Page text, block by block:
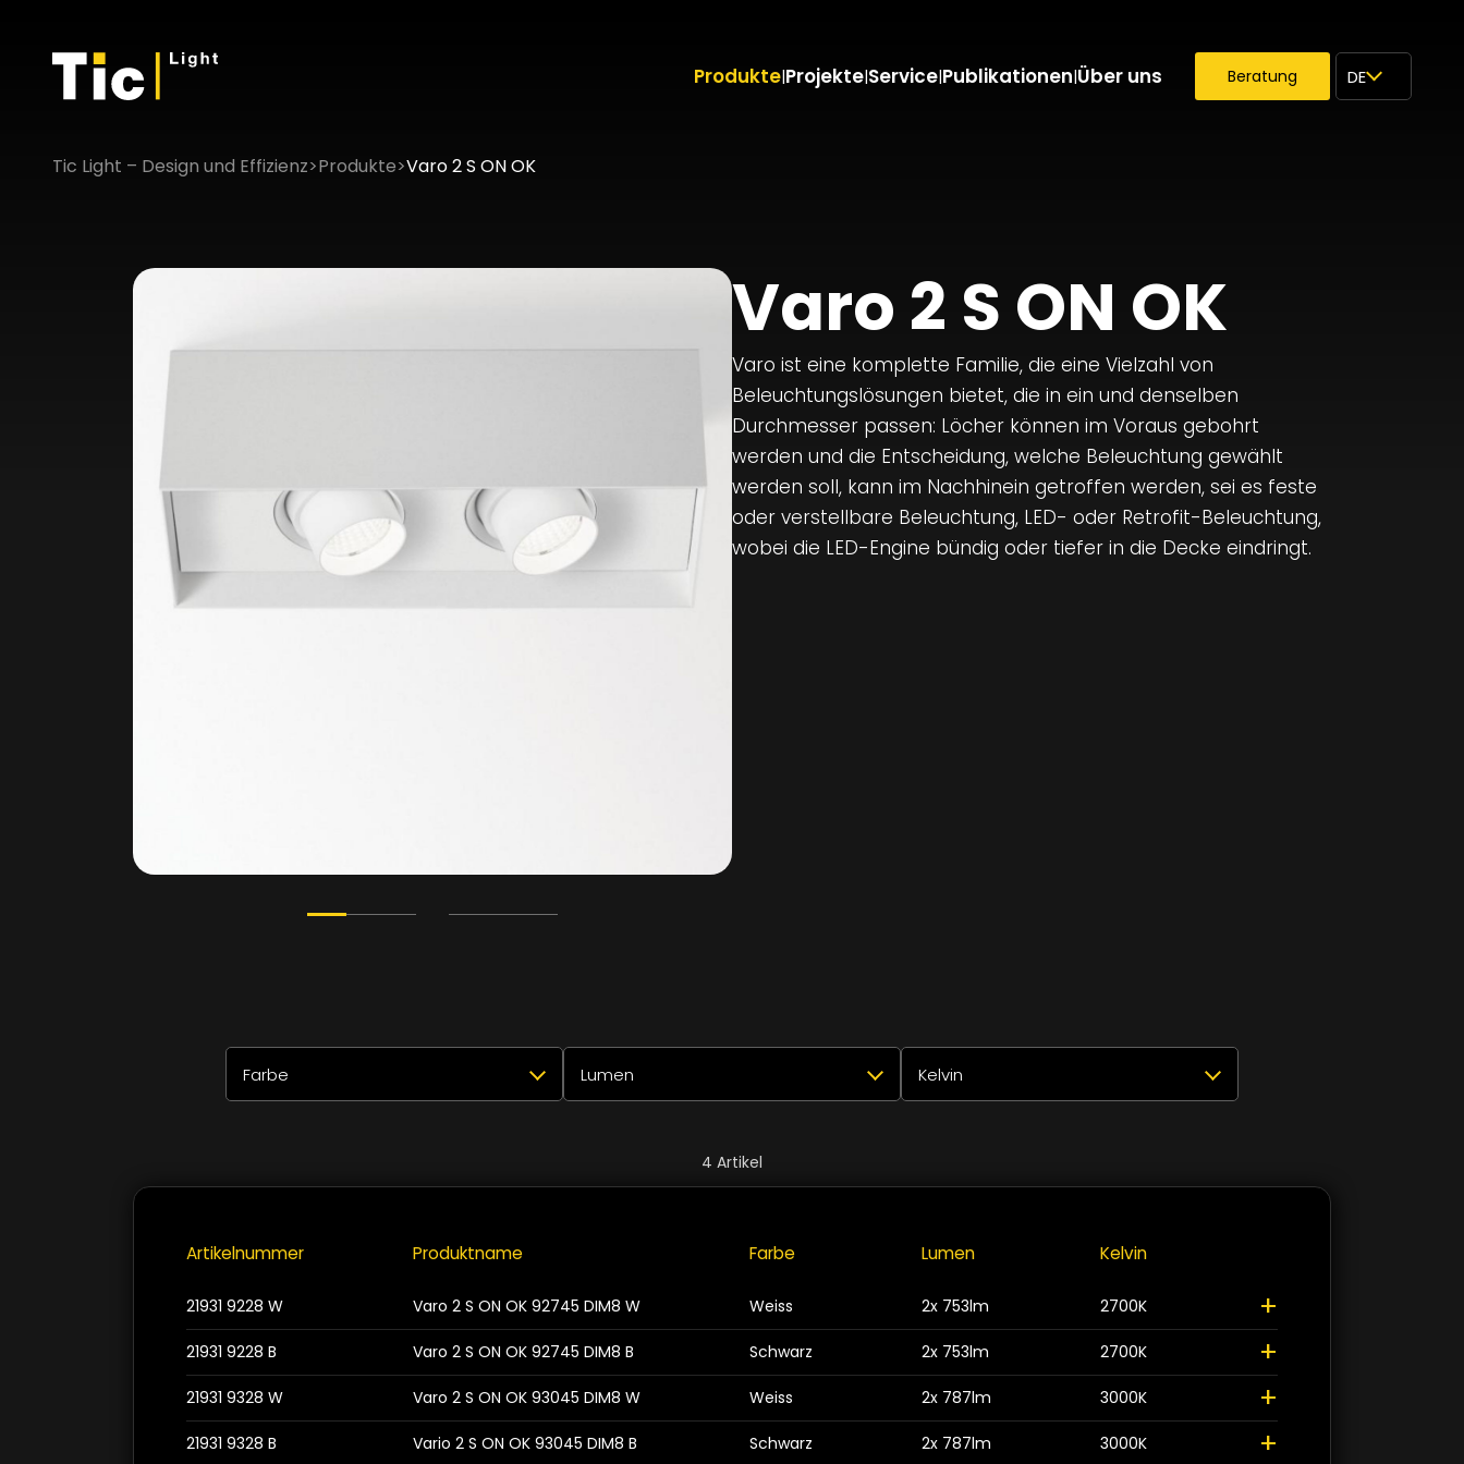
Produkte|Projekte|Service|Publikationen|Über uns Beratung DE
Tic Light – Design und Effizienz>Produkte>Varo 2 S ON OK
Varo 2 S ON OK
Varo ist eine komplette Familie, die eine Vielzahl von
Beleuchtungslösungen bietet, die in ein und denselben
Durchmesser passen: Löcher können im Voraus gebohrt
werden und die Entscheidung, welche Beleuchtung gewählt
werden soll, kann im Nachhinein getroffen werden, sei es feste
oder verstellbare Beleuchtung, LED- oder Retrofit-Beleuchtung,
wobei die LED-Engine bündig oder tiefer in die Decke eindringt.
Farbe
Schwarz 2
Lumen
2x 753lm 2
Kelvin
2700K 2
4 Artikel
Artikelnummer Produktname Farbe Lumen Kelvin
21931 9228 W Varo 2 S ON OK 92745 DIM8 W Weiss 2x 753lm 2700K +
21931 9228 B Varo 2 S ON OK 92745 DIM8 B Schwarz 2x 753lm 2700K +
21931 9328 W Varo 2 S ON OK 93045 DIM8 W Weiss 2x 787lm 3000K +
21931 9328 B Vario 2 S ON OK 93045 DIM8 B Schwarz 2x 787lm 3000K +